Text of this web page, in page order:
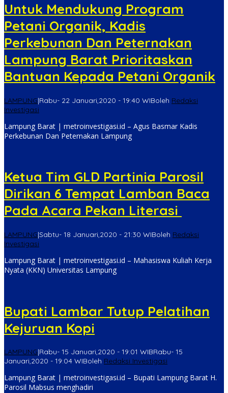
Untuk Mendukung Program
Petani Organik, Kadis
Perkebunan Dan Peternakan
Lampung Barat Prioritaskan
Bantuan Kepada Petani Organik
LAMPUNG|Rabu- 22 Januari,2020 - 19:40 WIBoleh Redaksi
Investigasi
Lampung Barat | metroinvestigasi.id – Agus Basmar Kadis
Perkebunan Dan Peternakan Lampung
Ketua Tim GLD Partinia Parosil
Dirikan 6 Tempat Lamban Baca
Pada Acara Pekan Literasi
LAMPUNG|Sabtu- 18 Januari,2020 - 21:30 WIBoleh Redaksi
Investigasi
Lampung Barat | metroinvestigasi.id – Mahasiswa Kuliah Kerja
Nyata (KKN) Universitas Lampung
Bupati Lambar Tutup Pelatihan
Kejuruan Kopi
LAMPUNG|Rabu- 15 Januari,2020 - 19:01 WIBRabu- 15
Januari,2020 - 19:04 WIBoleh Redaksi Investigasi
Lampung Barat | metroinvestigasi.id – Bupati Lampung Barat H.
Parosil Mabsus menghadiri